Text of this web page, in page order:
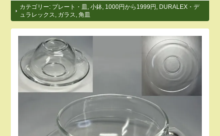
カテゴリー: プレート・皿 ,小鉢 1000円から1999円
DURALEX・デ
ュラレックス
ガラス ,角皿